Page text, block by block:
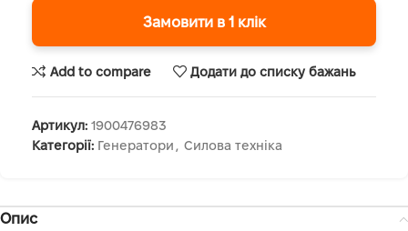
Замовити в 1 клік
Add to compare Додати до списку бажань
Артикул: 1900476983
Категорії: Генератори , Силова техніка
Опис